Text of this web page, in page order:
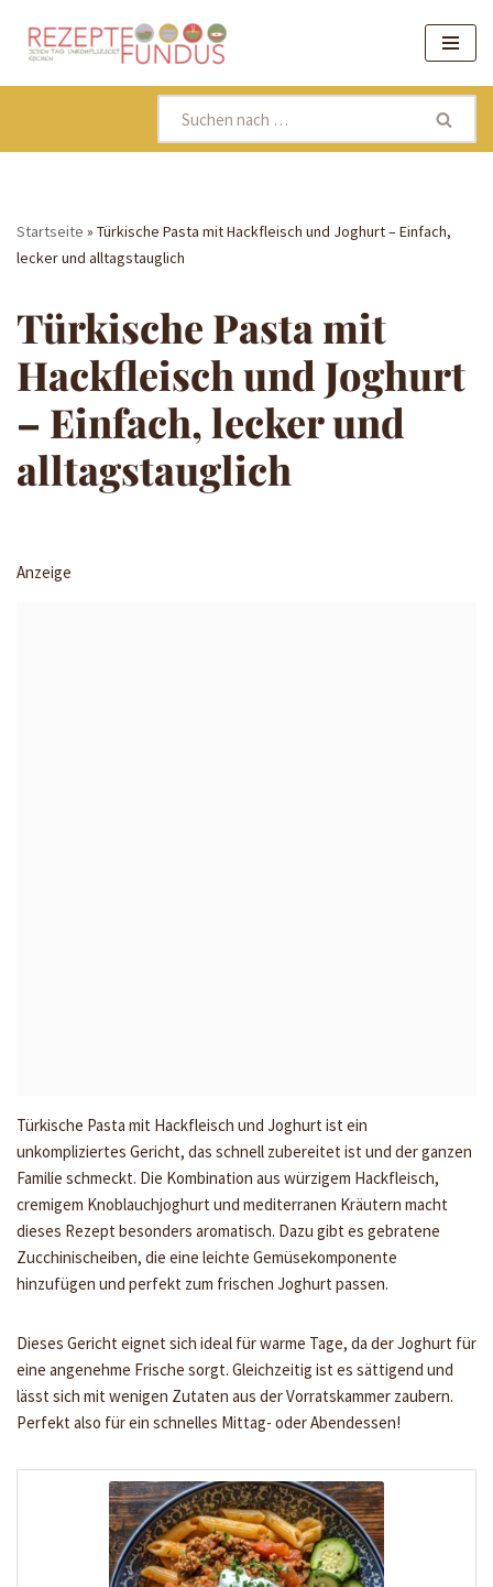
Zum
Inhalt
Startseite » Türkische Pasta mit Hackfleisch und Joghurt – Einfach,
lecker und alltagstauglich
Türkische Pasta mit
Hackfleisch und Joghurt
– Einfach, lecker und
alltagstauglich
Anzeige
Türkische Pasta mit Hackfleisch und Joghurt ist ein
unkompliziertes Gericht, das schnell zubereitet ist und der ganzen
Familie schmeckt. Die Kombination aus würzigem Hackfleisch,
cremigem Knoblauchjoghurt und mediterranen Kräutern macht
dieses Rezept besonders aromatisch. Dazu gibt es gebratene
Zucchinischeiben, die eine leichte Gemüsekomponente
hinzufügen und perfekt zum frischen Joghurt passen.
Dieses Gericht eignet sich ideal für warme Tage, da der Joghurt für
eine angenehme Frische sorgt. Gleichzeitig ist es sättigend und
lässt sich mit wenigen Zutaten aus der Vorratskammer zaubern.
Perfekt also für ein schnelles Mittag- oder Abendessen!